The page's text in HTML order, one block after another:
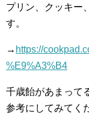
プリン、クッキー
す。
→ https://
%E9%A3%B4
千歳飴があまって
参考にしてみてく